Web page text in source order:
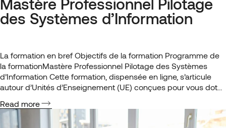
des Systèmes d’Information
La formation en bref Objectifs de la formation Programme de
la formationMastère Professionnel Pilotage des Systèmes
d’Information Cette formation, dispensée en ligne, s’articule
autour d’Unités d’Enseignement (UE) conçues pour vous doter
Professionnel Pilotage des Systèmes d’Information. Ce rôle
demande de maîtriser les fondamentaux des réseaux et…
Read more